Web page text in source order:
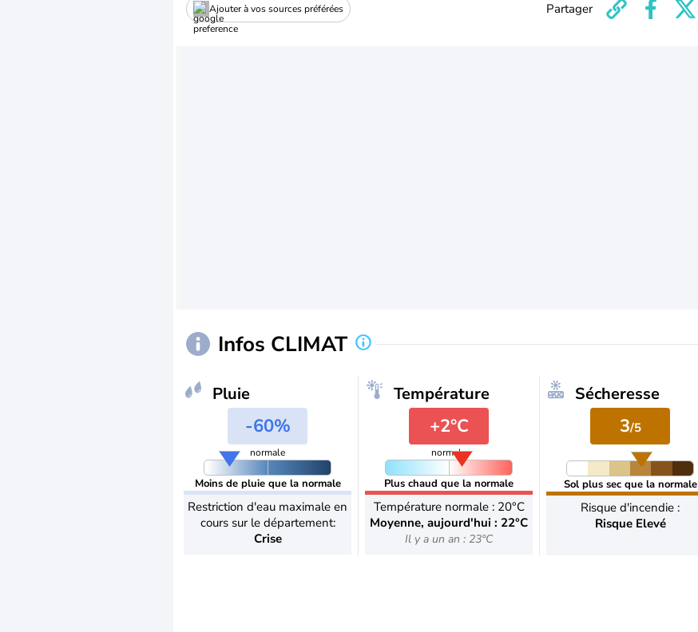
Ajouter à vos sources préférées Partager
Infos CLIMAT
Pluie
-60%
normale
Moins de pluie que la normale
Restriction d'eau maximale en
cours sur le département:
Crise
Température
+2°C
normale
Plus chaud que la normale
Température normale : 20°C
Moyenne, aujourd'hui : 22°C
Il y a un an : 23°C
Sécheresse
3/5
Sol plus sec que la normale
Risque d'incendie :
Risque Elevé